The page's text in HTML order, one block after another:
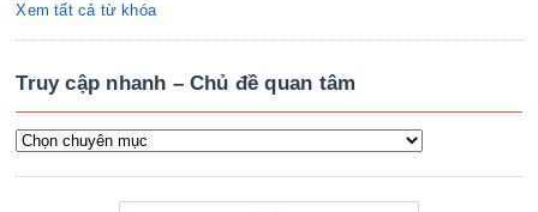
Xem tất cả từ khóa
Truy cập nhanh – Chủ đề quan tâm